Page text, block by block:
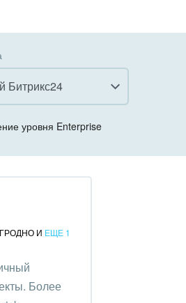
Битрикс24
версия
уровня Enterprise
ГРОДНО И ЕЩЕ 1
Более